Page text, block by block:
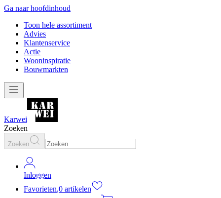
Ga naar hoofdinhoud
Toon hele assortiment
Advies
Klantenservice
Actie
Wooninspiratie
Bouwmarkten
Karwei
Zoeken
Zoeken
Inloggen
Favorieten,0 artikelen